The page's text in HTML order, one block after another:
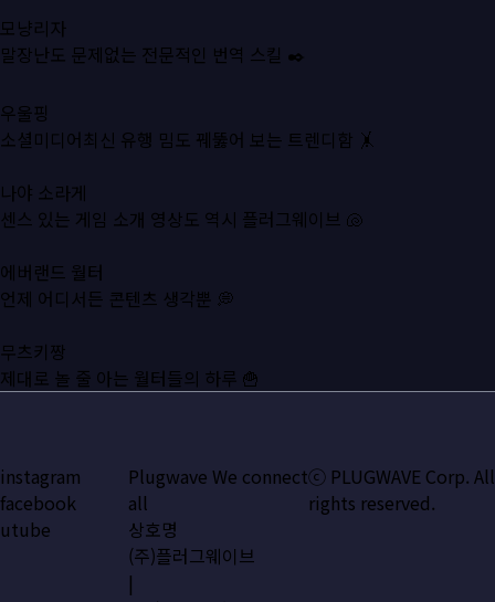
모냥리자
말장난도 문제없는 전문적인 번역 스킬 ✒️
우울핑
소셜미디어최신 유행 밈도 꿰뚫어 보는 트렌디함 🤸
나야 소라게
센스 있는 게임 소개 영상도 역시 플러그웨이브 🐚
에버랜드 월터
언제 어디서든 콘텐츠 생각뿐 💭
무츠키짱
제대로 놀 줄 아는 월터들의 하루 🍟
instagram
facebook
utube
Plugwave We connect
all
상호명
(주)플러그웨이브
|
ⓒ PLUGWAVE Corp. All
rights reserved.